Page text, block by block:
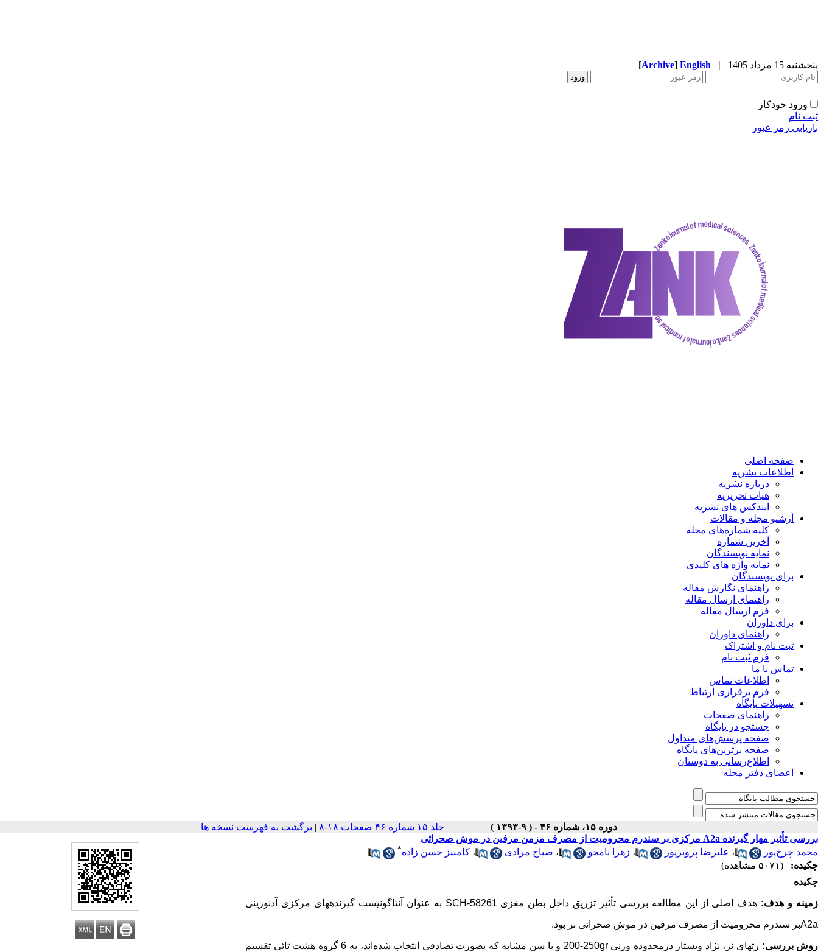
پنجشنبه 15 مرداد 1405 |
English
[Archive]
ورود خودکار
ثبت نام
بازیابی رمز عبور
صفحه اصلی
اطلاعات نشریه
درباره نشریه
هیات تحریریه
ایندکس های نشریه
آرشیو مجله و مقالات
کلیه شماره‌های مجله
آخرین شماره
نمایه نویسندگان
نمایه واژه های کلیدی
برای نویسندگان
راهنمای نگارش مقاله
راهنمای ارسال مقاله
فرم ارسال مقاله
برای داوران
راهنمای داوران
ثبت نام و اشتراک
فرم ثبت نام
تماس با ما
اطلاعات تماس
فرم برقراری ارتباط
تسهیلات پایگاه
راهنمای صفحات
جستجو در پایگاه
صفحه پرسش‌های متداول
صفحه برترین‌های پایگاه
اطلاع‌رسانی به دوستان
اعضای دفتر مجله
دوره ۱۵، شماره ۴۶ - ( ۹-۱۳۹۳ ) جلد ۱۵ شماره ۴۶ صفحات ۱۸-۸ | برگشت به فهرست نسخه ها
بررسی تأثیر مهار گیرنده A2a مرکزی بر سندرم محرومیت از مصرف مزمن مرفین در موش صحرائی
محمد چرخ‌پور
، علیرضا پرویزپور ، زهرا نامجو ، صباح مرادی ، کامبیز حسن زاده*
چکیده:
(۵۰۷۱ مشاهده)
چکیده
زمینه و هدف: هدف اصلی از این مطالعه بررسی تأثیر تزریق داخل بطن مغزی SCH-58261 به عنوان آنتاگونیست گیرنده­های مرکزی آدنوزینی
A2aبر سندرم محرومیت از مصرف مرفین در موش صحرائی نر بود.
روش بررسی: رتهای نر، نژاد ویستار درمحدوده وزنیgr
250-200 و با سن مشابه که بصورت تصادفی انتخاب شده اند، به 6 گروه هشت تائی تقسیم